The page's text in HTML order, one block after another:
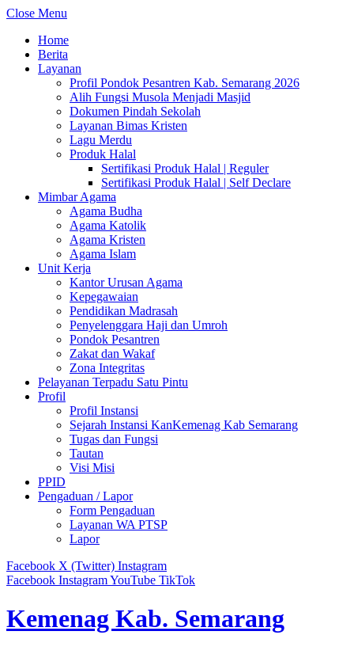
Close Menu
Home
Berita
Layanan
Profil Pondok Pesantren Kab. Semarang 2026
Alih Fungsi Musola Menjadi Masjid
Dokumen Pindah Sekolah
Layanan Bimas Kristen
Lagu Merdu
Produk Halal
Sertifikasi Produk Halal | Reguler
Sertifikasi Produk Halal | Self Declare
Mimbar Agama
Agama Budha
Agama Katolik
Agama Kristen
Agama Islam
Unit Kerja
Kantor Urusan Agama
Kepegawaian
Pendidikan Madrasah
Penyelenggara Haji dan Umroh
Pondok Pesantren
Zakat dan Wakaf
Zona Integritas
Pelayanan Terpadu Satu Pintu
Profil
Profil Instansi
Sejarah Instansi KanKemenag Kab Semarang
Tugas dan Fungsi
Tautan
Visi Misi
PPID
Pengaduan / Lapor
Form Pengaduan
Layanan WA PTSP
Lapor
Facebook X (Twitter) Instagram
Facebook InstagramYouTube TikTok
Kemenag Kab. Semarang